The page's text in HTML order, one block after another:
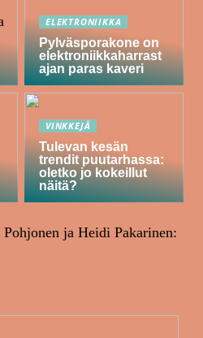
ELEKTRONIIKKA
Pylväsporakone on
elektroniikkaharrast
ajan paras kaveri
VINKKEJÄ
Tulevan kesän
trendit puutarhassa:
oletko jo kokeillut
näitä?
ja Heidi Pakarinen: